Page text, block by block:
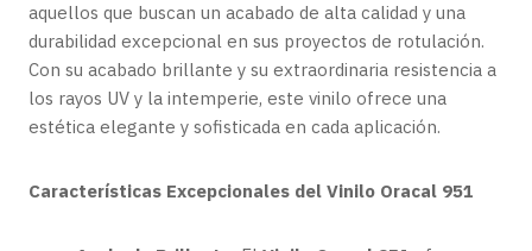
aquellos que buscan un acabado de alta calidad y una
durabilidad excepcional en sus proyectos de rotulación.
Con su acabado brillante y su extraordinaria resistencia a
los rayos UV y la intemperie, este vinilo ofrece una
estética elegante y sofisticada en cada aplicación.
Características Excepcionales del Vinilo Oracal 951